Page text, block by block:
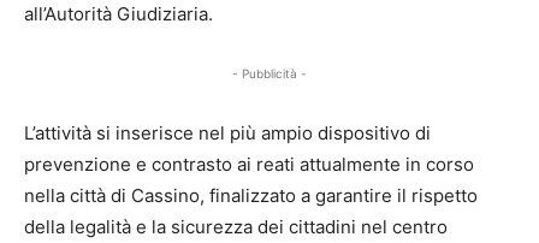
all’Autorità Giudiziaria.
- Pubblicità -
L’attività si inserisce nel più ampio dispositivo di
prevenzione e contrasto ai reati attualmente in corso
nella città di Cassino, finalizzato a garantire il rispetto
della legalità e la sicurezza dei cittadini nel centro